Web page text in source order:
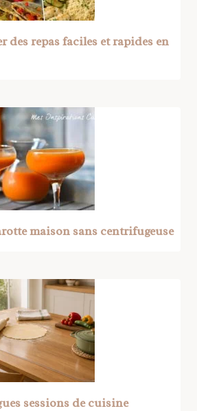
des repas faciles et rapides en
maison sans centrifugeuse
sessions de cuisine